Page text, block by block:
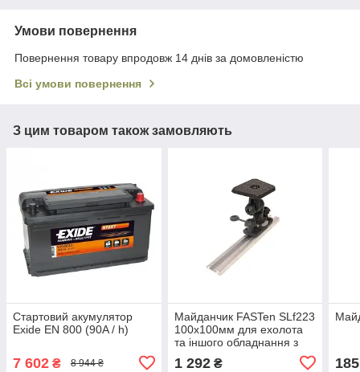
Умови повернення
Повернення товару впродовж 14 днів за домовленістю
Всі умови повернення
З цим товаром також замовляють
Стартовий акумулятор
Exide EN 800 (90A / h)
7 602 ₴ 8 944 ₴
Майданчик FASTen SLf223
100х100мм для ехолота
та іншого обладнання з
1 292₴ 185